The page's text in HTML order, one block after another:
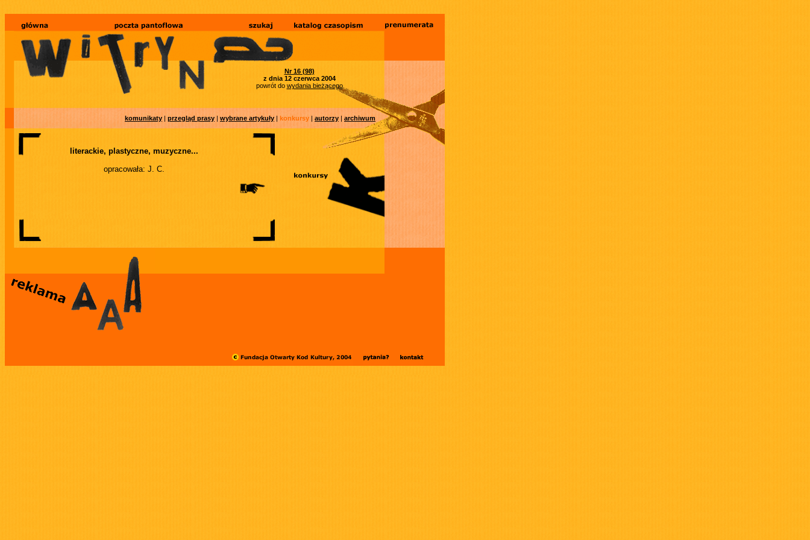
Nr 16 (98)
z dnia 12 czerwca 2004
powrót do wydania bieżącego
komunikaty | przegląd prasy | wybrane artykuły | konkursy | autorzy | archiwum
literackie, plastyczne, muzyczne...
opracowała: J. C.